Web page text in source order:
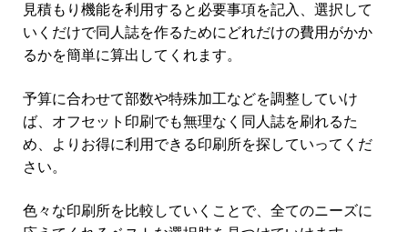
見積もり機能を利用すると必要事項を記入、選択して
いくだけで同人誌を作るためにどれだけの費用がかか
るかを簡単に算出してくれます。
予算に合わせて部数や特殊加工などを調整していけ
ば、オフセット印刷でも無理なく同人誌を刷れるた
め、よりお得に利用できる印刷所を探していってくだ
さい。
色々な印刷所を比較していくことで、全てのニーズに